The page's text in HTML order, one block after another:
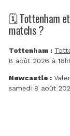
🗓️ Tottenham
matchs ?
Tottenham :
8 août 2026 à
Newcastle :
samedi 8 août